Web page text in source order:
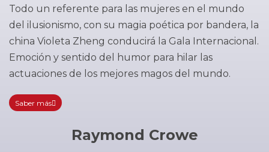
Todo un referente para las mujeres en el mundo
del ilusionismo, con su magia poética por bandera, la
china Violeta Zheng conducirá la Gala Internacional.
Emoción y sentido del humor para hilar las
actuaciones de los mejores magos del mundo.
Saber más
Raymond Crowe